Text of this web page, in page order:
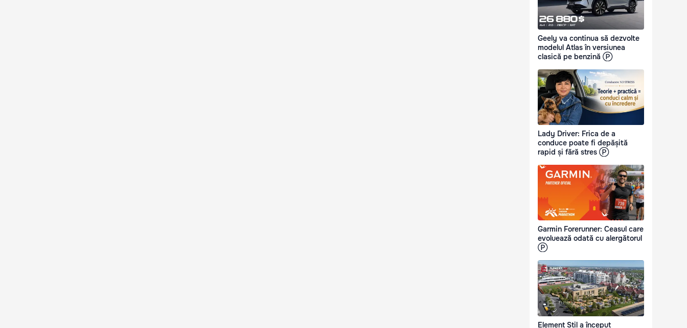
Geely va continua să dezvolte
modelul Atlas în versiunea
clasică pe benzină Ⓟ
Lady Driver: Frica de a
conduce poate fi depășită
rapid și fără stres Ⓟ
Garmin Forerunner: Ceasul care
evoluează odată cu alergătorul
Ⓟ
Element Stil a început